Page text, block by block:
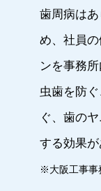
歯周病は
め、社員
ンを事務
虫歯を防
ぐ、歯の
する効果が
※大阪工事事